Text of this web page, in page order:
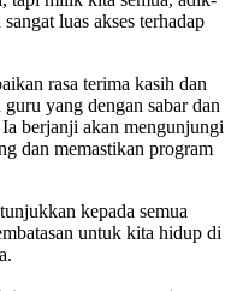
luas akses terhadap
rasa terima kasih dan
yang dengan sabar dan
berjanji akan mengunjungi
dan memastikan program
kepada semua
untuk kita hidup di